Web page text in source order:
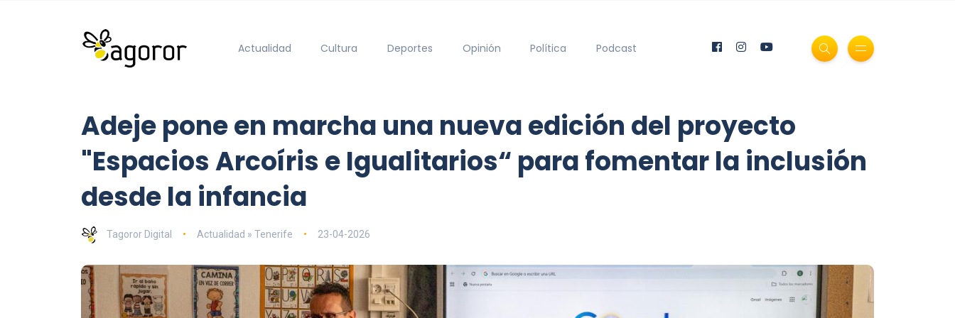
Actualidad Cultura Deportes Opinión Política Podcast
Adeje pone en marcha una nueva edición del proyecto
"Espacios Arcoíris e Igualitarios“ para fomentar la inclusión
desde la infancia
Tagoror Digital Actualidad » Tenerife 23-04-2026